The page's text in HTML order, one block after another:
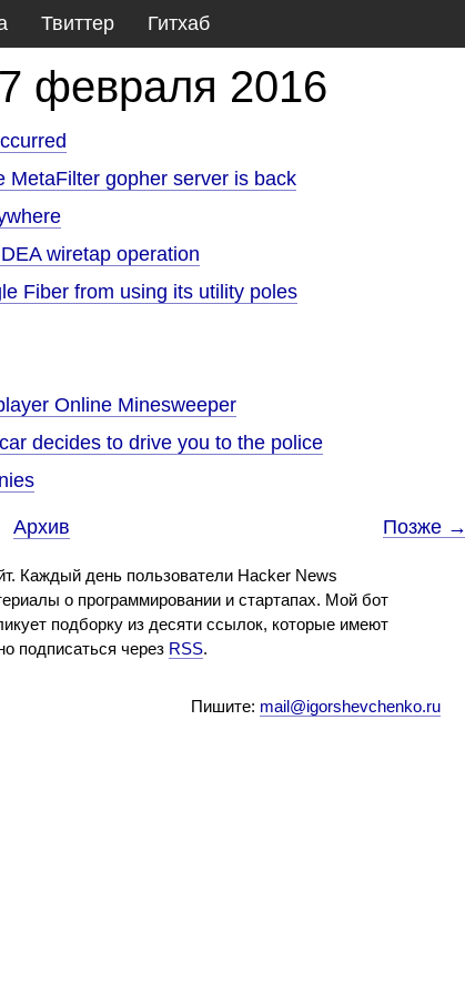
Твиттер Гитхаб
февраля 2016
MetaFilter gopher server is back
wiretap operation
Fiber from using its utility poles
Online Minesweeper
decides to drive you to the police
Архив Позже →
Каждый день пользователи Hacker News
о программировании и стартапах. Мой бот
подборку из десяти ссылок, которые имеют
подписаться через RSS.
Пишите: mail@igorshevchenko.ru